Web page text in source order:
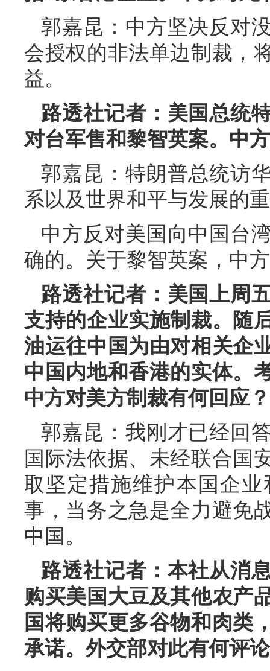
郭嘉昆：中方坚决反对
会授权的非法单边制裁，
益。
路透社记者：美国总统
对台军售和黎智英案。中
郭嘉昆：特朗普总统访
系以及世界和平与发展的
中方反对美国向中国台
确的。关于黎智英案，中
路透社记者：美国上周
支持的企业实施制裁。随
油运往中国为由对相关企
中国内地和香港的实体。
中方对美方制裁有何回应
郭嘉昆：我刚才已经回
国际法依据、未经联合国
取坚定措施维护本国企
事，当务之急是全力避免
中国。
路透社记者：本社从消
购买美国大豆及其他农产
国将购买更多谷物和肉类
承诺。外交部对此有何评